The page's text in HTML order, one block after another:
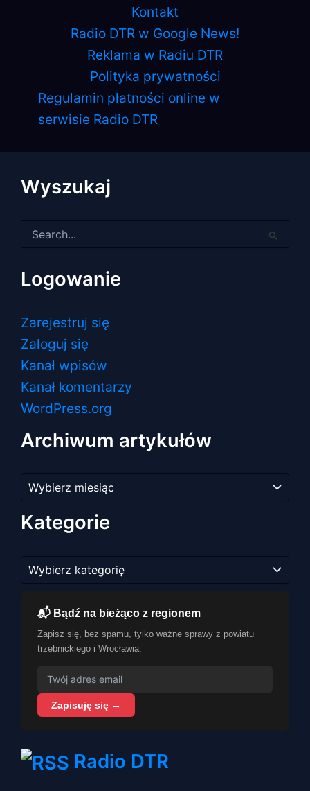
Kontakt
Radio DTR w Google News!
Reklama w Radiu DTR
Polityka prywatności
Regulamin płatności online w
serwisie Radio DTR
Wyszukaj
dla:
Logowanie
Zarejestruj się
Zaloguj się
Kanał wpisów
Kanał komentarzy
WordPress.org
Archiwum artykułów
artykułów
Kategorie
📬 Bądź na bieżąco z regionem
Zapisz się, bez spamu, tylko ważne sprawy z powiatu
trzebnickiego i Wrocławia.
Zapisuję się →
Radio DTR